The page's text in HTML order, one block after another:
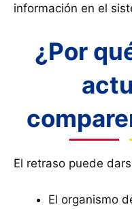
información en el
¿Por
El retraso puede
El organismo